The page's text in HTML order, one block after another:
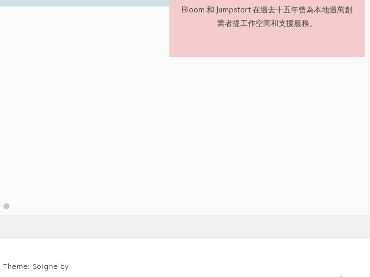
Bloom 和 Jumpstart 在過去十五年曾為本地過萬創
業者提工作空間和支援服務。
Theme: Soigne by